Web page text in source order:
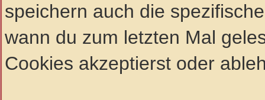
speichern auch die
wann du zum letzten Mal
Cookies akzeptierst oder